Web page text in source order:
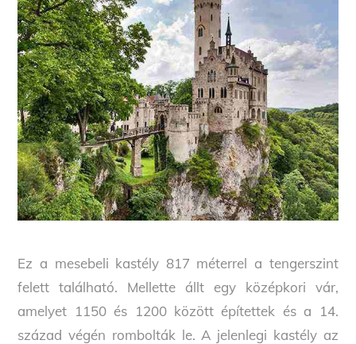
Ez a mesebeli kastély 817 méterrel a tengerszint
felett található. Mellette állt egy középkori vár,
amelyet 1150 és 1200 között építettek és a 14.
század végén rombolták le. A jelenlegi kastély az